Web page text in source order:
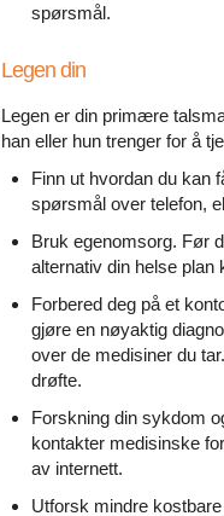
spørsmål.
Legen din
Legen er din primære
han eller hun trenger for å
Finn ut hvordan du kan
spørsmål over telefon,
Bruk egenomsorg. Før
alternativ din helse plan
Forbered deg på et
gjøre en nøyaktig
over de medisiner du
drøfte.
Forskning din sykdom
kontakter medisinske
av internett.
Utforsk mindre